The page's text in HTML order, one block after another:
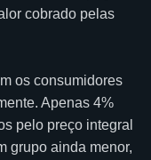
cobrado pelas
os consumidores
Apenas 4%
pelo preço integral
grupo ainda menor,